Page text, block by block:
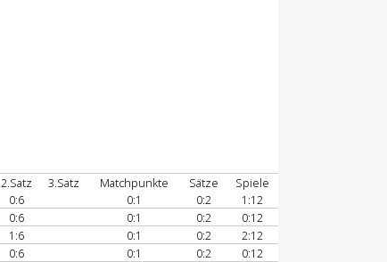
2.Satz 3.Satz Matchpunkte Sätze
Spiele
0:6 0:1 0:2
1:12
0:6 0:1 0:2
0:12
1:6 0:1 0:2
2:12
0:6 0:1 0:2
0:12